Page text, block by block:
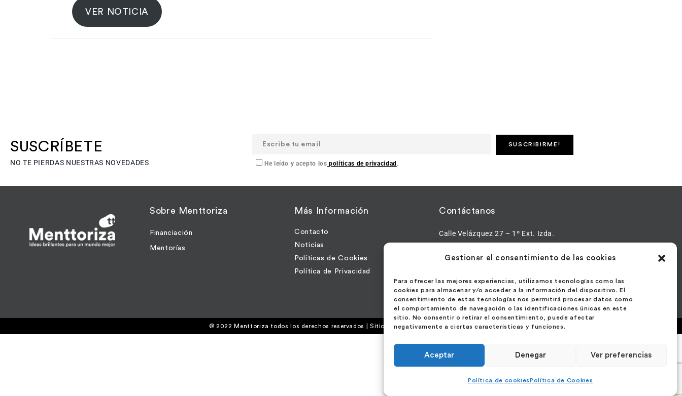
Gestionar el consentimiento de las cookies
Para ofrecer las mejores experiencias, utilizamos tecnologías como las
cookies para almacenar y/o acceder a la información del dispositivo. El
consentimiento de estas tecnologías nos permitirá procesar datos como
el comportamiento de navegación o las identificaciones únicas en este
sitio. No consentir o retirar el consentimiento, puede afectar
negativamente a ciertas características y funciones.
Aceptar Denegar Ver preferencias
Política de cookiesPolítica de Cookies
VER NOTICIA
SUSCRÍBETE
NO TE PIERDAS NUESTRAS NOVEDADES He leído y acepto los políticas de privacidad.
Sobre Menttoriza
Financiación
Mentorías
Más Información
Contacto
Noticias
Políticas de Cookies
Política de Privacidad
Contáctanos
Calle Velázquez 27 – 1º Ext. Izda.
@ 2022 Menttoriza todos los derechos reservados | Sitio desarrollado porHangar XXI